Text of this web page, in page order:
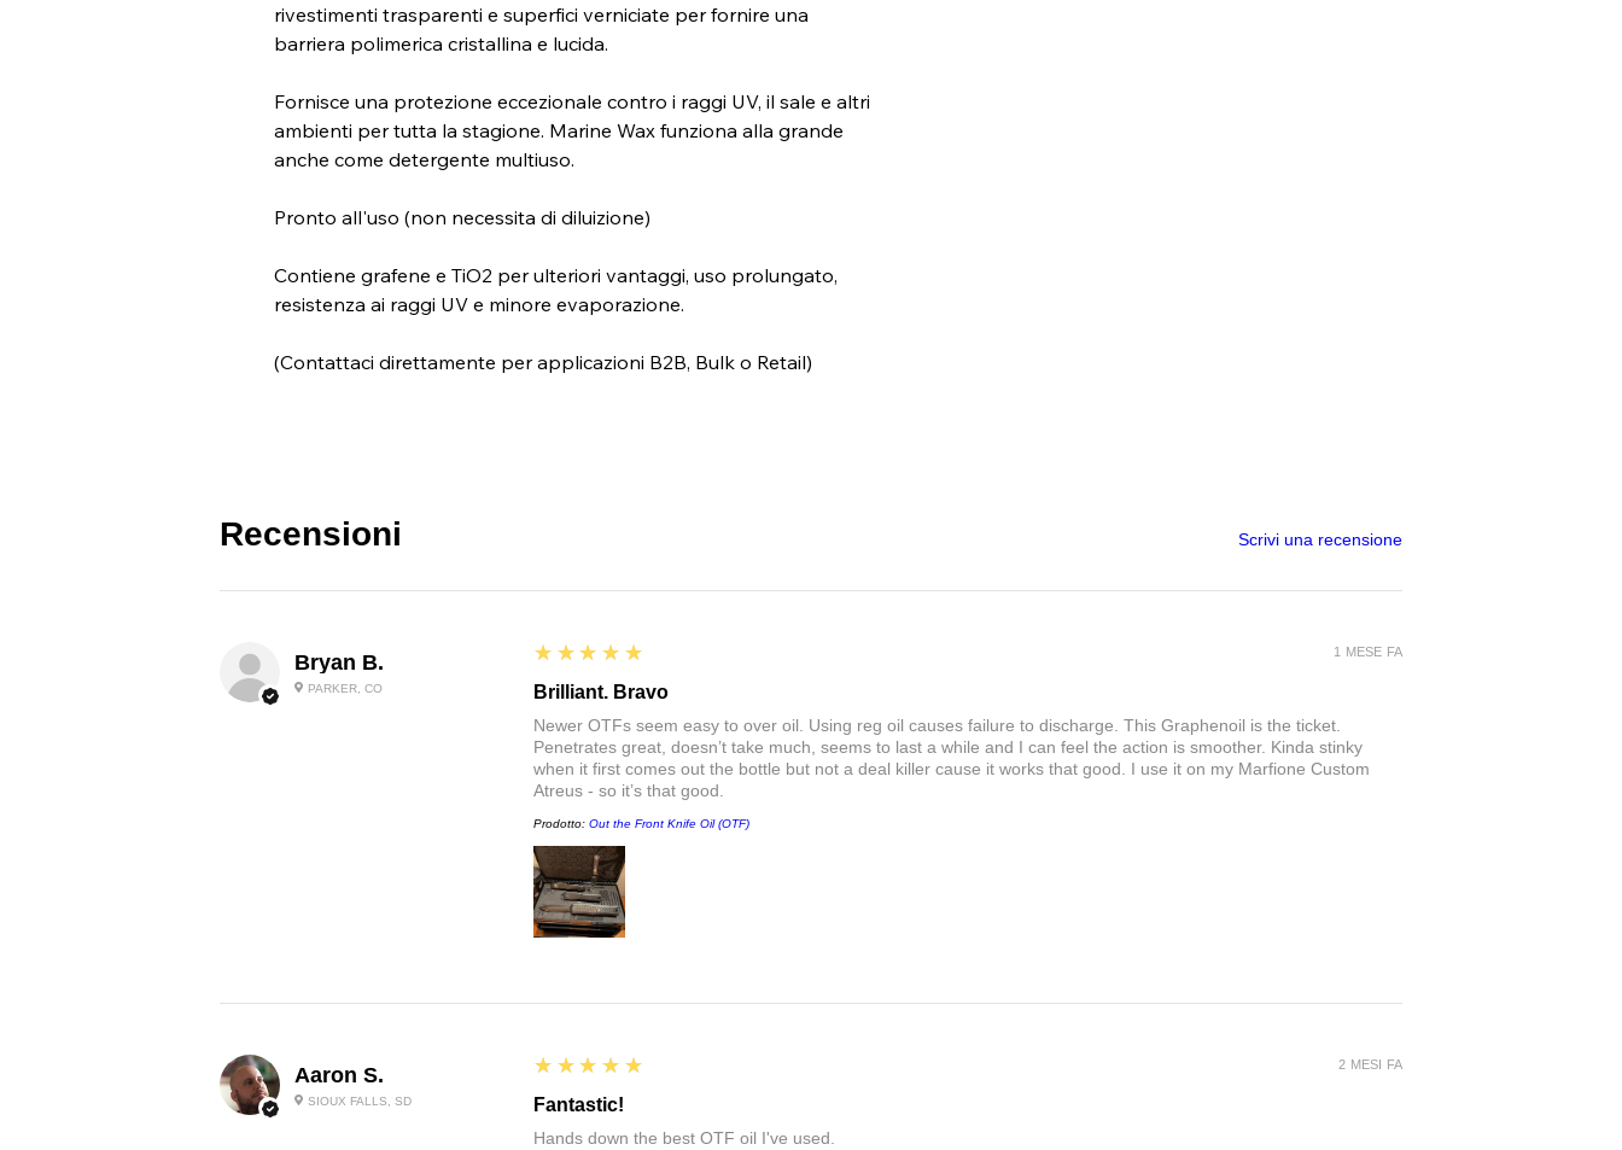
rivestimenti trasparenti e superfici verniciate per fornire una
barriera polimerica cristallina e lucida.
Fornisce una protezione eccezionale contro i raggi UV, il sale e altri
ambienti per tutta la stagione. Marine Wax funziona alla grande
anche come detergente multiuso.
Pronto all'uso (non necessita di diluizione)
Contiene grafene e TiO2 per ulteriori vantaggi, uso prolungato,
resistenza ai raggi UV e minore evaporazione.
(Contattaci direttamente per applicazioni B2B, Bulk o Retail)
Recensioni Scrivi una recensione
Bryan B.
PARKER, CO
5
★★★★★
Brilliant. Bravo
Newer OTFs seem easy to over oil. Using reg oil causes failure to discharge. This Graphenoil is the ticket.
Penetrates great, doesn’t take much, seems to last a while and I can feel the action is smoother. Kinda stinky
when it first comes out the bottle but not a deal killer cause it works that good. I use it on my Marfione Custom
Atreus - so it’s that good.
Prodotto: Out the Front Knife Oil (OTF)
1 MESE FA
Aaron S.
SIOUX FALLS, SD
5
★★★★★
Fantastic!
Hands down the best OTF oil I've used.
2 MESI FA